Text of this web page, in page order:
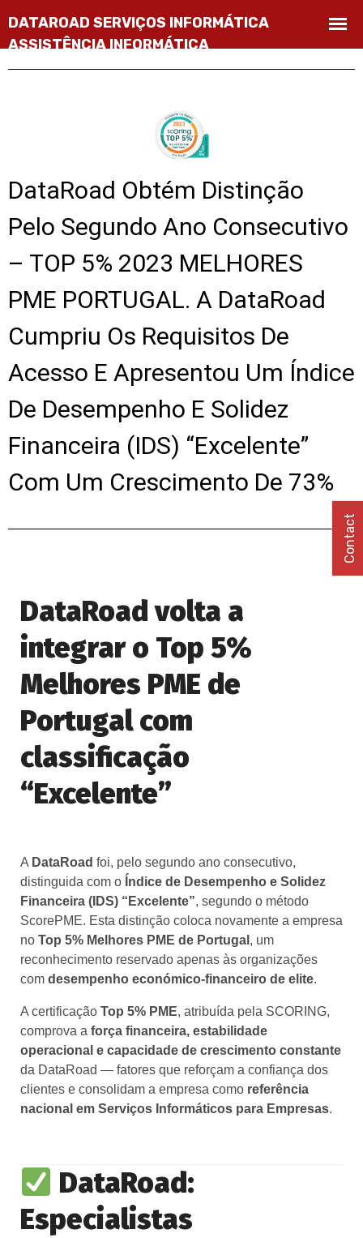
DataRoad Obtém Distinção
Pelo Segundo Ano Consecutivo
– TOP 5% 2023 MELHORES
PME PORTUGAL. A DataRoad
Cumpriu Os Requisitos De
Acesso E Apresentou Um Índice
De Desempenho E Solidez
Financeira (IDS) “Excelente”
Com Um Crescimento De 73%
DataRoad volta a
integrar o Top 5%
Melhores PME de
Portugal com
classificação
“Excelente”
A DataRoad foi, pelo segundo ano consecutivo,
distinguida com o Índice de Desempenho e Solidez
Financeira (IDS) “Excelente”, segundo o método
ScorePME. Esta distinção coloca novamente a empresa
no Top 5% Melhores PME de Portugal , um
reconhecimento reservado apenas às organizações
com desempenho económico-financeiro de elite.
A certificação Top 5% PME, atribuída pela SCORING,
comprova a força financeira, estabilidade
operacional e capacidade de crescimento constante
da DataRoad — fatores que reforçam a confiança dos
clientes e consolidam a empresa como referência
nacional em Serviços Informáticos para Empresas.
DataRoad:
Especialistas
Contact